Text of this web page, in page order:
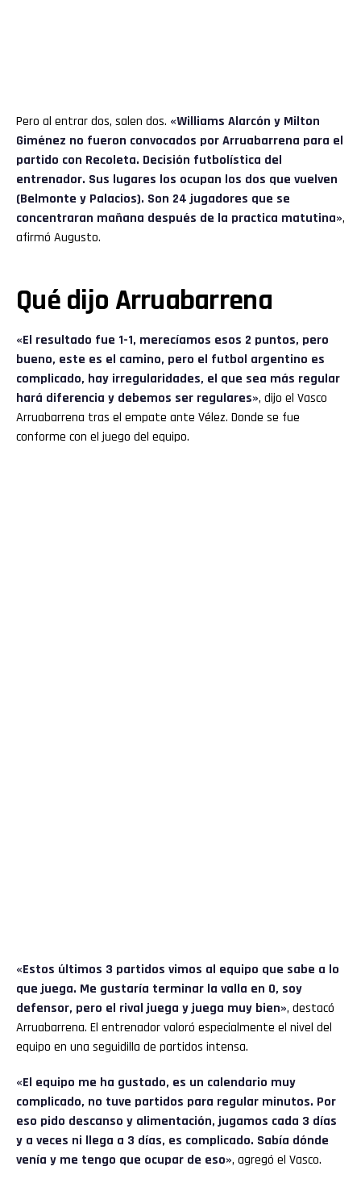
Pero al entrar dos, salen dos. «Williams Alarcón y Milton
Giménez no fueron convocados por Arruabarrena para el
partido con Recoleta. Decisión futbolística del
entrenador. Sus lugares los ocupan los dos que vuelven
(Belmonte y Palacios). Son 24 jugadores que se
concentraran mañana después de la practica matutina»,
afirmó Augusto.
Qué dijo Arruabarrena
«El resultado fue 1-1, merecíamos esos 2 puntos, pero
bueno, este es el camino, pero el futbol argentino es
complicado, hay irregularidades, el que sea más regular
hará diferencia y debemos ser regulares», dijo el Vasco
Arruabarrena tras el empate ante Vélez. Donde se fue
conforme con el juego del equipo.
«Estos últimos 3 partidos vimos al equipo que sabe a lo
que juega. Me gustaría terminar la valla en 0, soy
defensor, pero el rival juega y juega muy bien», destacó
Arruabarrena. El entrenador valoró especialmente el nivel del
equipo en una seguidilla de partidos intensa.
«El equipo me ha gustado, es un calendario muy
complicado, no tuve partidos para regular minutos. Por
eso pido descanso y alimentación, jugamos cada 3 días
y a veces ni llega a 3 días, es complicado. Sabía dónde
venía y me tengo que ocupar de eso», agregó el Vasco.